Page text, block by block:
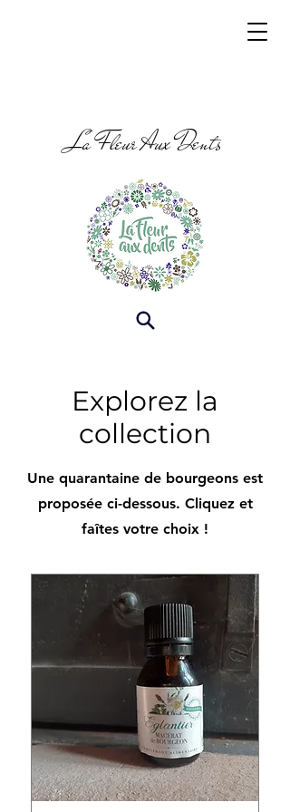
La Fleur Aux Dents
Explorez la
collection
Une quarantaine de bourgeons est
proposée ci-dessous. Cliquez et
faîtes votre choix !